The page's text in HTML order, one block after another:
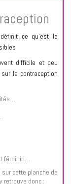
ce qu’est la
difficile et peu
la contraception
féminin…
cette planche de
retrouve donc :